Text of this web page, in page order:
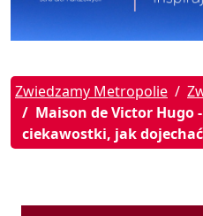
Zwiedzamy Metropolie
Maison de Victor Hugo
ciekawostki, jak